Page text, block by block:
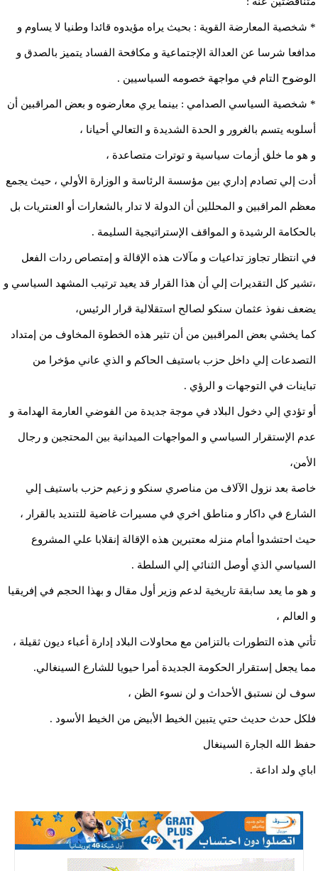
* شخصية المعارضة القوية : بحيث يراه مؤيدوه قائدا وطنيا لا يساوم و
مدافعا شرسا عن العدالة الإجتماعية و مكافحة الفساد يتميز بالصدق و
الوضوح التام في مواجهة خصومه السياسيين .
* شخصية السياسي الصدامي : بينما يري معارضوه و بعض المراقبين أن
أسلوبه يتسم بالغرور و الحدة الشديدة و التعالي أحيانا ،
و هو ما خلق أزمات سياسية و توترات متصاعدة ،
أدت إلي تصادم إداري بين مؤسسة الرئاسة و الوزارة الأولي ، حيث يجمع
معظم المراقبين و المحللين أن الدولة لا تدار بالشعارات أو العنتريات بل
بالحكامة الرشيدة و المواقف الإستراتيجية السليمة .
في انتظار تجاوز تداعيات و مآلات هذه الإقالة و إمتصاص ردات الفعل
،تشير كل التقديرات إلي أن هذا القرار قد يعيد ترتيب المشهد السياسي و
يضعف نفوذ عثمان سنكو لصالح استقلالية قرار الرئيس،
كما يخشي بعض المراقبين من أن تثير هذه الخطوة المخاوف من إمتداد
التصدعات إلي داخل حزب باستيف الحاكم و الذي عاني مؤخرا من
تباينات في التوجهات و الرؤي .
أو تؤدي إلي دخول البلاد في موجة جديدة من الفوضي العارمة الهدامة و
عدم الإستقرار السياسي و المواجهات الميدانية بين المحتجين و رجال
الأمن،
خاصة بعد نزول الآلاف من مناصري سنكو و زعيم حزب باستيف إلي
الشارع في داكار و مناطق اخري في مسيرات غاضية للتنديد بالقرار ،
حيث احتشدوا أمام منزله معتبرين هذه الإقالة إنقلابا علي المشروع
السياسي الذي أوصل الثنائي إلي السلطة .
و هو ما يعد سابقة تاريخية لدعم وزير أول مقال و بهذا الحجم في إفريقيا
و العالم ،
تأتي هذه التطورات بالتزامن مع محاولات البلاد إدارة أعباء ديون ثقيلة ،
مما يجعل إستقرار الحكومة الجديدة أمرا حيويا للشارع السينغالي.
سوف لن نستبق الأحداث و لن نسوء الظن ،
فلكل حدث حديث حتي يتبين الخيط الأبيض من الخيط الأسود .
حفظ الله الجارة السينغال
اباي ولد اداعة .